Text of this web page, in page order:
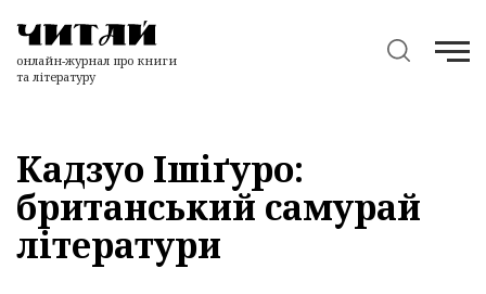
онлайн-журнал про книги
та літературу
Кадзуо Ішіґуро:
британський самурай
літератури